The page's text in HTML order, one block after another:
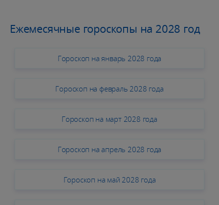
Ежемесячные гороскопы на 2028 год
Гороскоп на январь 2028 года
Гороскоп на февраль 2028 года
Гороскоп на март 2028 года
Гороскоп на апрель 2028 года
Гороскоп на май 2028 года